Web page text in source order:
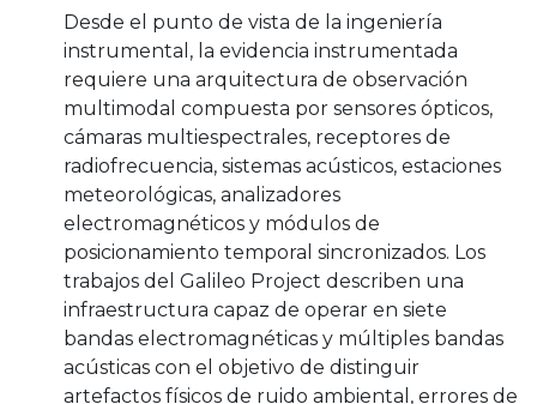
Desde el punto de vista de la ingeniería
instrumental, la evidencia instrumentada
requiere una arquitectura de observación
multimodal compuesta por sensores ópticos,
cámaras multiespectrales, receptores de
radiofrecuencia, sistemas acústicos, estaciones
meteorológicas, analizadores
electromagnéticos y módulos de
posicionamiento temporal sincronizados. Los
trabajos del Galileo Project describen una
infraestructura capaz de operar en siete
bandas electromagnéticas y múltiples bandas
acústicas con el objetivo de distinguir
artefactos físicos de ruido ambiental, errores de